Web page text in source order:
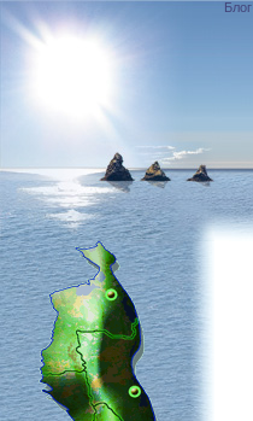
Блог